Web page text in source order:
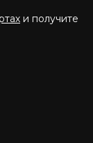
и получите